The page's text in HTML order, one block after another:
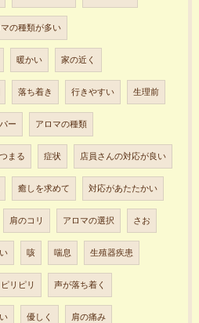
マの種類が多い
暖かい 家の近く
落ち着き 行きやすい 生理前
ー アロマの種類
まる 症状 店員さんの対応が良い
癒しを求めて 対応があたたかい
肩のコリ アロマの選択 さお
咳 喘息 生殖器疾患
ピリピリ 声が落ち着く
優しく 肩の痛み